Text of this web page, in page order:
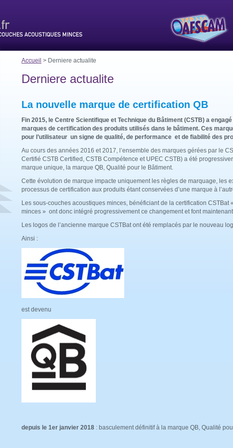
Accueil > Derniere actualite
Derniere actualite
La nouvelle marque de certification QB
Fin 2015, le Centre Scientifique et Technique du Bâtiment (CSTB) a
marques de certification des produits utilisés dans le bâtiment. Ces
pour l’utilisateur un signe de qualité, de performance et de fiabilité des
Au cours des années 2016 et 2017, l’ensemble des marques gérées par le
Certifié CSTB Certified, CSTB Compétence et UPEC CSTB) a été
marque unique, la marque QB, Qualité pour le Bâtiment.
Cette évolution de marque impacte uniquement les règles de marquage, les
processus de certification aux produits étant conservées d’une marque à
Les sous-couches acoustiques minces, bénéficiant de la certification CSTBat
minces » ont donc intégré progressivement ce changement et font
Les logos de l’ancienne marque CSTBat ont été remplacés par le nouveau
Ainsi :
est devenu
depuis le 1er janvier 2018 : basculement définitif à la marque QB, Qualité